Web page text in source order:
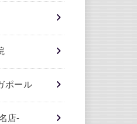
ポール
店-